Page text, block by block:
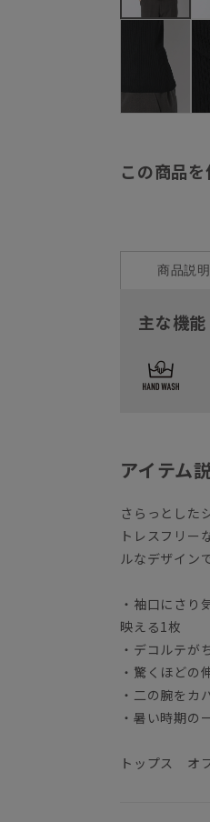
この商品
商品説
主な機能
アイテム
さらっとした
トレスフリー
ルなデザイン
・袖口にさり
映える1枚
・デコルテが
・驚くほどの
・二の腕をカ
・暑い時期の
トップス オ